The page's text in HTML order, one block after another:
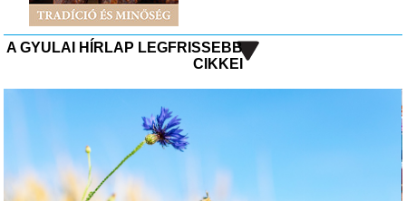
A GYULAI HÍRLAP LEGFRISSEBB
CIKKEI